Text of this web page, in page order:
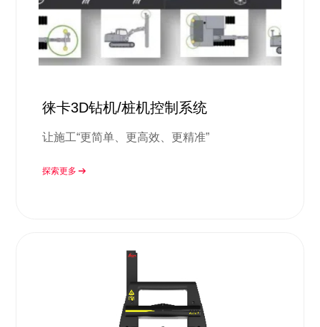
徕卡3D钻机/桩机控制系统
让施工“更简单、更高效、更精准”
探索更多